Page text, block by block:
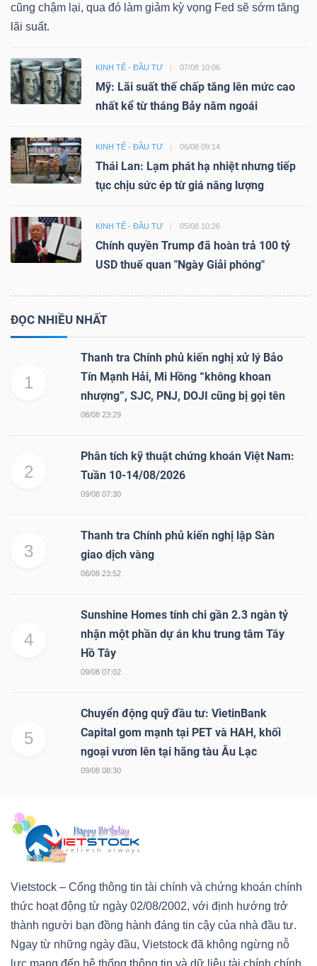
cũng chậm lại, qua đó làm giảm kỳ vọng Fed sẽ sớm tăng
lãi suất.
KINH TẾ - ĐẦU TƯ 07/08 10:06
Mỹ: Lãi suất thế chấp tăng lên mức cao
nhất kể từ tháng Bảy năm ngoái
KINH TẾ - ĐẦU TƯ 06/08 09:14
Thái Lan: Lạm phát hạ nhiệt nhưng tiếp
tục chịu sức ép từ giá năng lượng
KINH TẾ - ĐẦU TƯ 05/08 10:26
Chính quyền Trump đã hoàn trả 100 tỷ
USD thuế quan "Ngày Giải phóng"
ĐỌC NHIỀU NHẤT
1
Thanh tra Chính phủ kiến nghị xử lý Bảo
Tín Mạnh Hải, Mi Hồng “không khoan
nhượng”, SJC, PNJ, DOJI cũng bị gọi tên
08/08 23:29
2
Phân tích kỹ thuật chứng khoán Việt Nam:
Tuần 10-14/08/2026
09/08 07:30
3
Thanh tra Chính phủ kiến nghị lập Sàn
giao dịch vàng
08/08 23:52
4
Sunshine Homes tính chi gần 2.3 ngàn tỷ
nhận một phần dự án khu trung tâm Tây
Hồ Tây
09/08 07:02
5
Chuyển động quỹ đầu tư: VietinBank
Capital gom mạnh tại PET và HAH, khối
ngoại vươn lên tại hãng tàu Âu Lạc
09/08 08:30
Vietstock – Cổng thông tin tài chính và chứng khoán chính
thức hoạt động từ ngày 02/08/2002, với định hướng trở
thành người bạn đồng hành đáng tin cậy của nhà đầu tư.
Ngay từ những ngày đầu, Vietstock đã không ngừng nỗ
lực mang đến hệ thống thông tin và dữ liệu tài chính chính